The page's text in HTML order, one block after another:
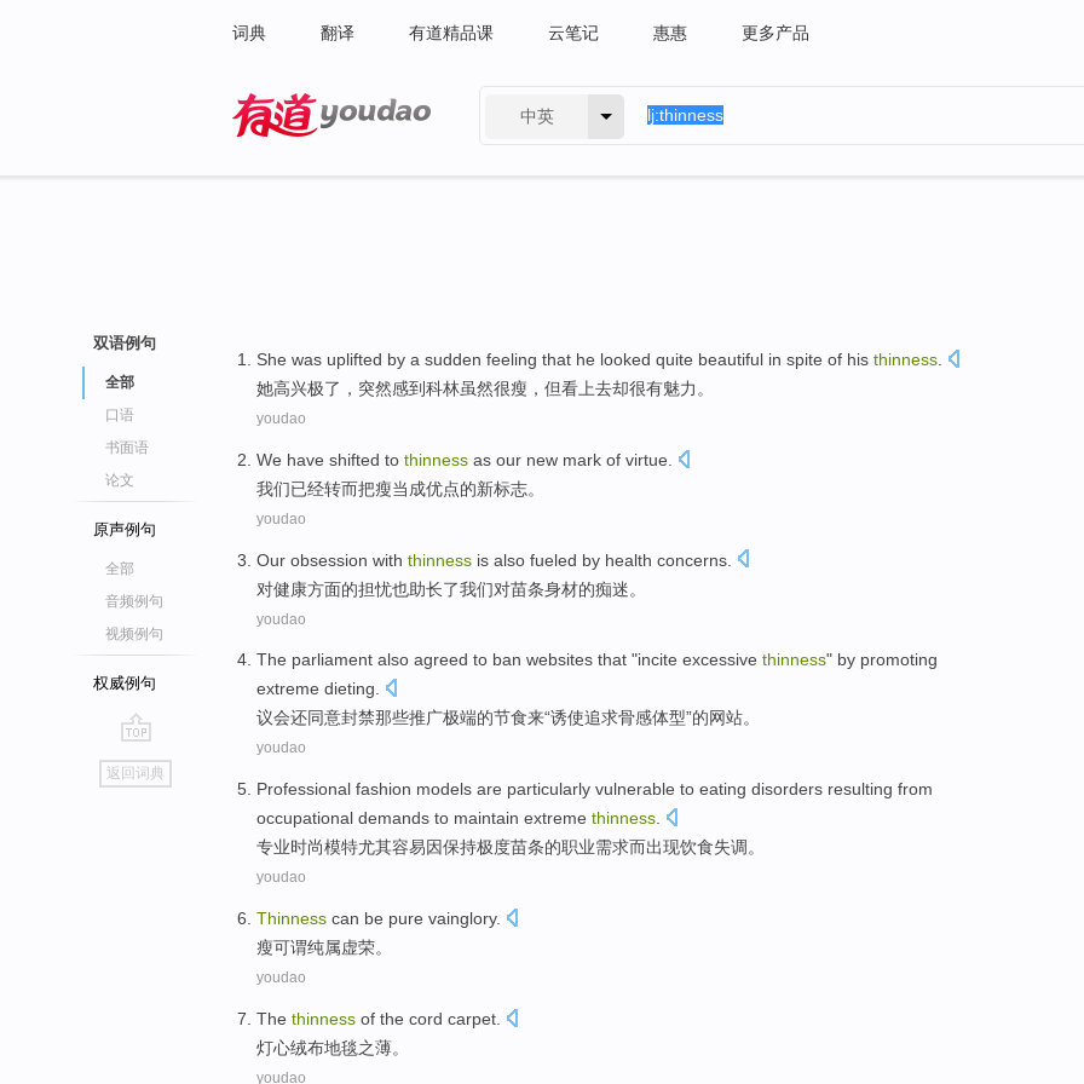
词典 翻译 有道精品课 云笔记 惠惠 更多产品
中英
双语例句
全部
口语
书面语
论文
原声例句
全部
音频例句
视频例句
权威例句
go
top
返回词典
She was uplifted by a sudden feeling that he looked quite beautiful in spite of his thinness
她高兴极了 ， 突然感到科林虽然很瘦 ， 但看上去却很有魅力。
youdao
We have shifted to thinness as our new mark of virtue
我们已经转而把瘦当成优点的新标志。
youdao
Our obsession with thinness is also fueled by health concerns
对健康方面的担忧也助长了我们对苗条身材的痴迷。
youdao
The parliament also agreed to ban websites that "incite excessive thinness" by promoting
extreme dieting.
议会还同意封禁那些推广极端的节食来“诱使追求骨感体型”的网站。
youdao
Professional fashion models are particularly vulnerable to eating disorders resulting from
occupational demands to maintain extreme thinness
专业时尚模特尤其容易因保持极度苗条的职业需求而出现饮食失调 。
youdao
Thinness can be pure vainglory.
瘦可谓纯属虚荣。
youdao
The thinness of the cord carpet
灯心绒布地毯之薄。
youdao